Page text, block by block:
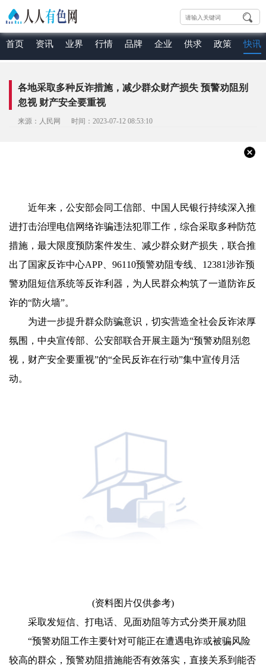
首页 资讯 业界 行情 品牌 企业 供求 政策 快讯
各地采取多种反诈措施，减少群众财产损失 预警劝阻别
忽视 财产安全要重视
来源：人民网 时间：2023-07-12 08:53:10
近年来，公安部会同工信部、中国人民银行持续深入推
进打击治理电信网络诈骗违法犯罪工作，综合采取多种防范
措施，最大限度预防案件发生、减少群众财产损失，联合推
出了国家反诈中心APP、96110预警劝阻专线、12381涉诈预
警劝阻短信系统等反诈利器，为人民群众构筑了一道防诈反
诈的“防火墙”。
为进一步提升群众防骗意识，切实营造全社会反诈浓厚
氛围，中央宣传部、公安部联合开展主题为“预警劝阻别忽
视，财产安全要重视”的“全民反诈在行动”集中宣传月活
动。
(资料图片仅供参考)
采取发短信、打电话、见面劝阻等方式分类开展劝阻
“预警劝阻工作主要针对可能正在遭遇电诈或被骗风险
较高的群众，预警劝阻措施能否有效落实，直接关系到能否